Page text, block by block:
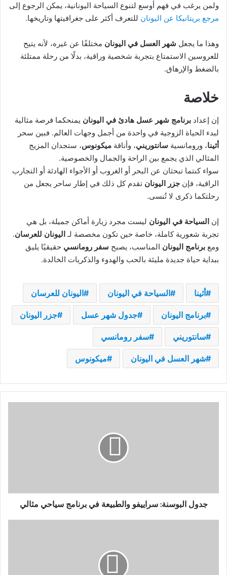
ولمن يرغب في فهم أوسع لتنوع السياحة اليونانية، يمكن الرجوع إلى
مرجع بريتانيكا عن اليونان للتعرف أكثر على جغرافيتها وتاريخها.
وهذا ما يجعل شهر العسل في اليونان مختلفًا عن غيره، لأنه يتيح
للعروسين الاستمتاع بتجربة شخصية وراقية، بدلًا من رحلة ممتلئة
بالضغط والإرهاق.
خلاصة
إن إعداد برنامج شهر عسل هادئ في اليونان يمنحكما فرصة مثالية
لبدء الحياة الزوجية في واحدة من أجمل وجهات العالم. فبين سحر
أثينا، ورومانسية سانتوريني، وأناقة ميكونوس، ستجدان المزيج
المثالي الذي يجمع بين الراحة والجمال والخصوصية.
سواء كنتما تبحثان عن البحر أو الغروب أو الأجواء الهادئة أو التجارب
الراقية، فإن جزر اليونان تقدم كل ذلك في إطار ساحر يجعل من
رحلتكما ذكرى لا تُنسى.
إن السياحة في اليونان ليست مجرد زيارة أماكن جميلة، بل هي
تجربة شعورية كاملة، خاصة حين تكون مخصصة لـ اليونان للعرسان.
ومع برنامج اليونان المناسب، يصبح سفر رومانسي حقيقيًا يليق
ببداية حياة جديدة مليئة بالحب والهدوء والذكريات الخالدة.
أثينا السياحة في اليونان اليونان للعرسان
برنامج اليونان جدول شهر عسل جزر اليونان
سانتوريني سفر رومانسي
شهر العسل في اليونان ميكونوس
جدول البوسنة: سراييفو والطبيعة في برنامج سياحي مثالي